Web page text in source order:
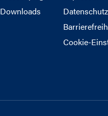
Downloads
Datenschutz
Cookie-